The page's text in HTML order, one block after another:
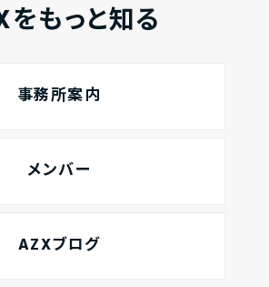
もっと知る
事務所案内
メンバー
AZXブログ